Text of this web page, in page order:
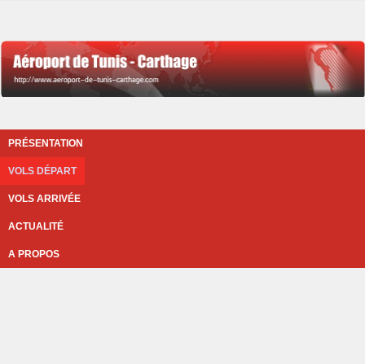
PRÉSENTATION
VOLS DÉPART
VOLS ARRIVÉE
ACTUALITÉ
A PROPOS